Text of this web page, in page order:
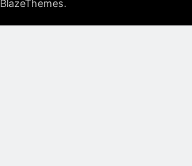
BlazeThemes.